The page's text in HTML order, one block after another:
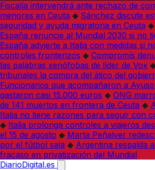
Fiscalía intervendrá ante rechazo de
menores en Ceuta ◆ Sánchez discute
seguridad y ayuda migratoria en Ceuta ◆
España renuncie al Mundial 2030 si no
España advierte a Italia con medidas si
controles fronterizos ◆ Compromís
las palabras xenófobas de líder de Vox
tribunales la compra del ático del
Funcionarios que acompañaron a
gastaron casi 15.000 euros ◆ ONG
de 141 muertos en frontera de Ceuta ◆
Italia no tiene razones para seguir con
◆ Italia prolonga controles a viajeros
el 15 de agosto ◆ Marta Peñalver
por el fútbol sala ◆ Argentina respalda
fracaso en privatización del Mundial
DiarioDigital.es